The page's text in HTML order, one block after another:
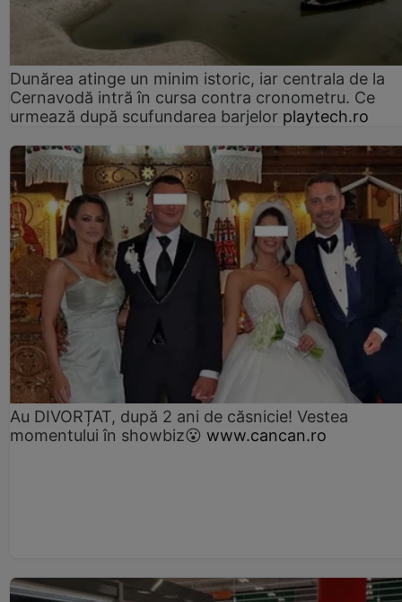
Dunărea atinge un minim istoric, iar centrala de la
Cernavodă intră în cursa contra cronometru. Ce
urmează după scufundarea barjelor playtech.ro
Au DIVORȚAT, după 2 ani de căsnicie! Vestea
momentului în showbiz😮 www.cancan.ro